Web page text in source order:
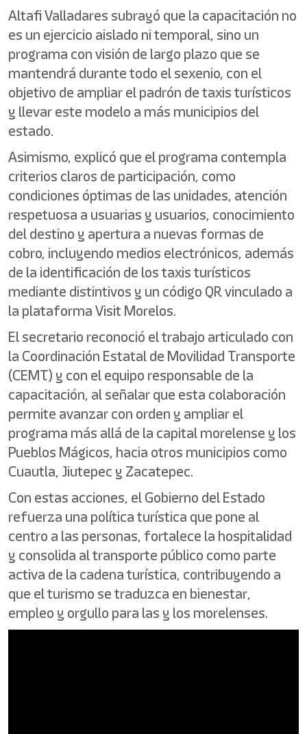
Altafi Valladares subrayó que la capacitación no
es un ejercicio aislado ni temporal, sino un
programa con visión de largo plazo que se
mantendrá durante todo el sexenio, con el
objetivo de ampliar el padrón de taxis turísticos
y llevar este modelo a más municipios del
estado.
Asimismo, explicó que el programa contempla
criterios claros de participación, como
condiciones óptimas de las unidades, atención
respetuosa a usuarias y usuarios, conocimiento
del destino y apertura a nuevas formas de
cobro, incluyendo medios electrónicos, además
de la identificación de los taxis turísticos
mediante distintivos y un código QR vinculado a
la plataforma Visit Morelos.
El secretario reconoció el trabajo articulado con
la Coordinación Estatal de Movilidad Transporte
(CEMT) y con el equipo responsable de la
capacitación, al señalar que esta colaboración
permite avanzar con orden y ampliar el
programa más allá de la capital morelense y los
Pueblos Mágicos, hacia otros municipios como
Cuautla, Jiutepec y Zacatepec.
Con estas acciones, el Gobierno del Estado
refuerza una política turística que pone al
centro a las personas, fortalece la hospitalidad
y consolida al transporte público como parte
activa de la cadena turística, contribuyendo a
que el turismo se traduzca en bienestar,
empleo y orgullo para las y los morelenses.